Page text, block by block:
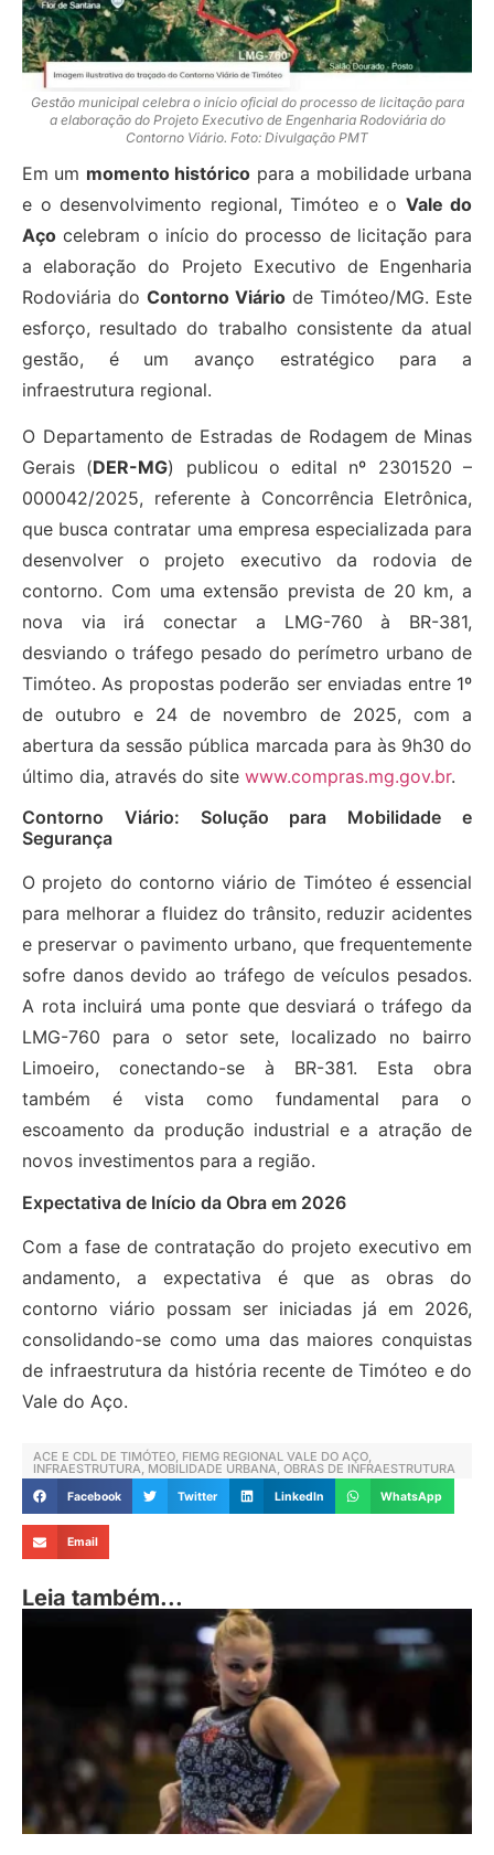
Gestão municipal celebra o início oficial do processo de licitação para
a elaboração do Projeto Executivo de Engenharia Rodoviária do
Contorno Viário. Foto: Divulgação PMT
Em um momento histórico para a mobilidade urbana
e o desenvolvimento regional, Timóteo e o Vale do
Aço celebram o início do processo de licitação para
a elaboração do Projeto Executivo de Engenharia
Rodoviária do Contorno Viário de Timóteo/MG. Este
esforço, resultado do trabalho consistente da atual
gestão, é um avanço estratégico para a
infraestrutura regional.
O Departamento de Estradas de Rodagem de Minas
Gerais (DER-MG) publicou o edital nº 2301520 –
000042/2025, referente à Concorrência Eletrônica,
que busca contratar uma empresa especializada para
desenvolver o projeto executivo da rodovia de
contorno. Com uma extensão prevista de 20 km, a
nova via irá conectar a LMG-760 à BR-381,
desviando o tráfego pesado do perímetro urbano de
Timóteo. As propostas poderão ser enviadas entre 1º
de outubro e 24 de novembro de 2025, com a
abertura da sessão pública marcada para às 9h30 do
último dia, através do site www.compras.mg.gov.br.
Contorno Viário: Solução para Mobilidade e
Segurança
O projeto do contorno viário de Timóteo é essencial
para melhorar a fluidez do trânsito, reduzir acidentes
e preservar o pavimento urbano, que frequentemente
sofre danos devido ao tráfego de veículos pesados.
A rota incluirá uma ponte que desviará o tráfego da
LMG-760 para o setor sete, localizado no bairro
Limoeiro, conectando-se à BR-381. Esta obra
também é vista como fundamental para o
escoamento da produção industrial e a atração de
novos investimentos para a região.
Expectativa de Início da Obra em 2026
Com a fase de contratação do projeto executivo em
andamento, a expectativa é que as obras do
contorno viário possam ser iniciadas já em 2026,
consolidando-se como uma das maiores conquistas
de infraestrutura da história recente de Timóteo e do
Vale do Aço.
ACE E CDL DE TIMÓTEO, FIEMG REGIONAL VALE DO AÇO,
INFRAESTRUTURA, MOBILIDADE URBANA, OBRAS DE INFRAESTRUTURA
Facebook Twitter LinkedIn WhatsApp
Email
Leia também...